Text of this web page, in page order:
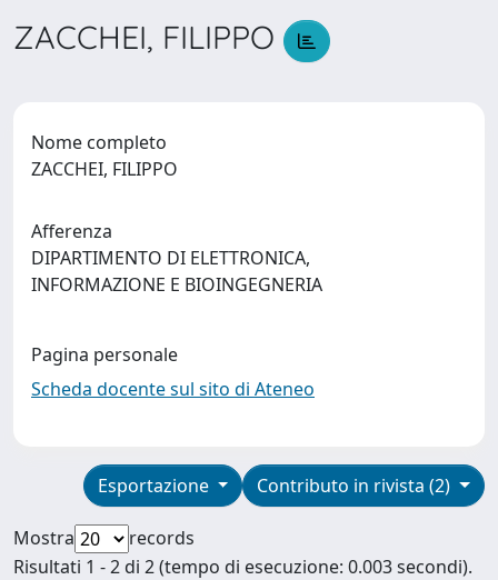
ZACCHEI, FILIPPO
Nome completo
ZACCHEI, FILIPPO
Afferenza
DIPARTIMENTO DI ELETTRONICA,
INFORMAZIONE E BIOINGEGNERIA
Pagina personale
Scheda docente sul sito di Ateneo
Contributo in rivista (2)
Esportazione
Mostra
records
Risultati 1 - 2 di 2 (tempo di esecuzione: 0.003 secondi).